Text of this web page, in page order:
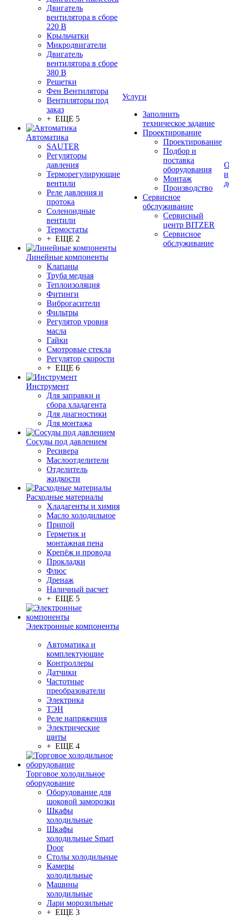
Двигатель
вентилятора в сборе
220 В
Крыльчатки
Микродвигатели
Двигатель
вентилятора в сборе
380 В
Решетки
Фен Вентилятора
Вентиляторы под
заказ
+ ЕЩЕ 5
Автоматика
SAUTER
Регуляторы
давления
Терморегулирующие
вентили
Реле давления и
протока
Соленоидные
вентили
Термостаты
+ ЕЩЕ 2
Линейные компоненты
Клапаны
Труба медная
Теплоизоляция
Фитинги
Виброгасители
Фильтры
Регулятор уровня
масла
Гайки
Смотровые стекла
Регулятор скорости
+ ЕЩЕ 6
Инструмент
Для заправки и
сбора хладагента
Для диагностики
Для монтажа
Сосуды под давлением
Ресивера
Маслоотделители
Отделитель
жидкости
Расходные материалы
Хладагенты и химия
Масло холодильное
Припой
Герметик и
монтажная пена
Крепёж и провода
Прокладки
Флюс
Дренаж
Наличный расчет
+ ЕЩЕ 5
Электронные компоненты
Автоматика и
комплектующие
Контроллеры
Датчики
Частотные
преобразователи
Электрика
ТЭН
Реле напряжения
Электрические
щиты
+ ЕЩЕ 4
Торговое холодильное
оборудование
Оборудование для
шоковой заморозки
Шкафы
холодильные
Шкафы
холодильные Smart
Door
Столы холодильные
Камеры
холодильные
Машины
холодильные
Лари морозильные
+ ЕЩЕ 3
Услуги
Заполнить
техническое задание
Проектирование
Проектирование
Подбор и
поставка
оборудования
Монтаж
Производство
Сервисное
обслуживание
Сервисный
центр BITZER
Сервисное
обслуживание
и